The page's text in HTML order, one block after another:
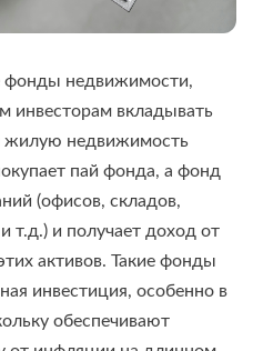
фонды недвижимости,
инвесторам вкладывать
жилую недвижимость
пай фонда, а фонд
(офисов, складов,
т.д.) и получает доход от
активов. Такие фонды
инвестиция, особенно в
обеспечивают